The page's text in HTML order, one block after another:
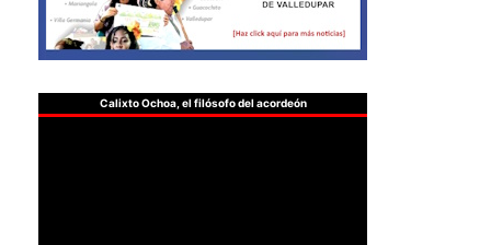
Calixto Ochoa, el filósofo del acordeón